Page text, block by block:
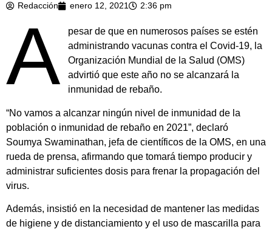
Redacción enero 12, 2021 2:36 pm
A
pesar de que en numerosos países se estén
administrando vacunas contra el Covid-19, la
Organización Mundial de la Salud (OMS)
advirtió que este año no se alcanzará la
inmunidad de rebaño.
“No vamos a alcanzar ningún nivel de inmunidad de la
población o inmunidad de rebaño en 2021”, declaró
Soumya Swaminathan, jefa de científicos de la OMS, en una
rueda de prensa, afirmando que tomará tiempo producir y
administrar suficientes dosis para frenar la propagación del
virus.
Además, insistió en la necesidad de mantener las medidas
de higiene y de distanciamiento y el uso de mascarilla para